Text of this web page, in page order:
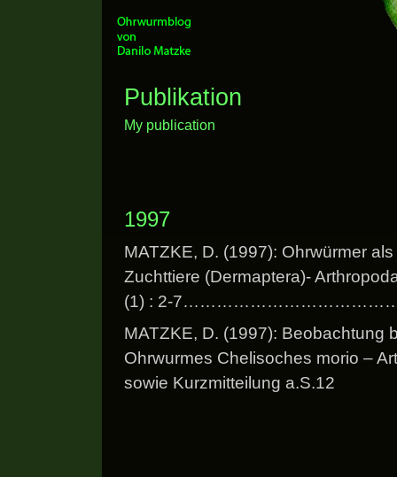
Publikation
My publication
1997
MATZKE, D. (1997): Ohrwürmer
Zuchttiere (Dermaptera)-
(1) : 2-
MATZKE, D. (1997): Beobachtung
Ohrwurmes Chelisoches morio –
sowie Kurzmitteilung a.S.12